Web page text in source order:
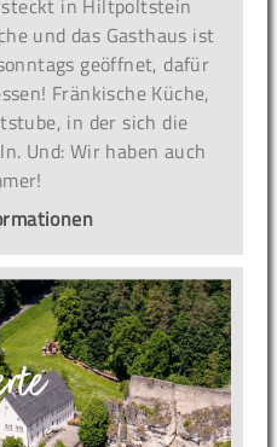
und das Gasthaus ist
geöffnet, dafür
Fränkische Küche,
in der sich die
Und: Wir haben auch